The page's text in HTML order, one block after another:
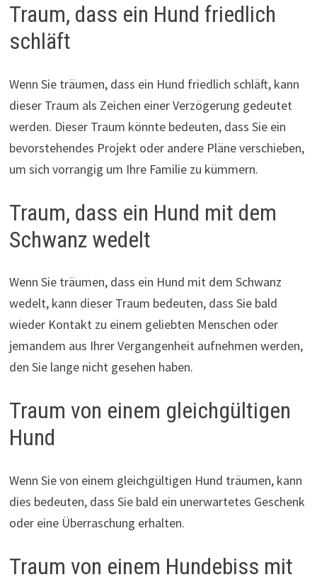
Traum, dass ein Hund friedlich
schläft
Wenn Sie träumen, dass ein Hund friedlich schläft, kann
dieser Traum als Zeichen einer Verzögerung gedeutet
werden. Dieser Traum könnte bedeuten, dass Sie ein
bevorstehendes Projekt oder andere Pläne verschieben,
um sich vorrangig um Ihre Familie zu kümmern.
Traum, dass ein Hund mit dem
Schwanz wedelt
Wenn Sie träumen, dass ein Hund mit dem Schwanz
wedelt, kann dieser Traum bedeuten, dass Sie bald
wieder Kontakt zu einem geliebten Menschen oder
jemandem aus Ihrer Vergangenheit aufnehmen werden,
den Sie lange nicht gesehen haben.
Traum von einem gleichgültigen
Hund
Wenn Sie von einem gleichgültigen Hund träumen, kann
dies bedeuten, dass Sie bald ein unerwartetes Geschenk
oder eine Überraschung erhalten.
Traum von einem Hundebiss mit